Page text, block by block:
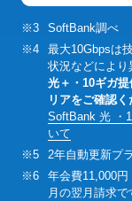
※3
SoftBank調べ
※4
最大10Gbpsは
状況などにより
光＋・10ギガ
リアをご確認く
SoftBank 光 ・
いて
※5
2年自動更新プ
※6
年会費11,000
月の翌月請求で